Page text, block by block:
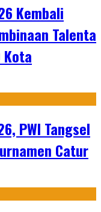
Kembali
Talenta
PWI Tangsel
Catur